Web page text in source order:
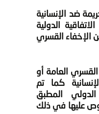
ضد الإنسانية
المادة 5 من الاتفاقية الدولية
الإخفاء القسري
العامة أو
كما تم
المطبق
عليها في ذلك